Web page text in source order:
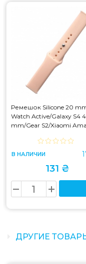
Ремешок Silicone 20
Watch Active/Galaxy S4
mm/Gear S2/Xiaomi
В НАЛИЧИИ
131 ₴
ДРУГИЕ